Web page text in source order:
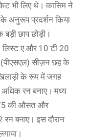
भी लिए थे। कासिम ने
अनुरूप प्रदर्शन किया
छाप छोड़ी।
ए और 10 टी 20
सीज़न छह के
के रूप में जगह
रन बनाए। मध्य
की औसत और
बनाए। इस दौरान